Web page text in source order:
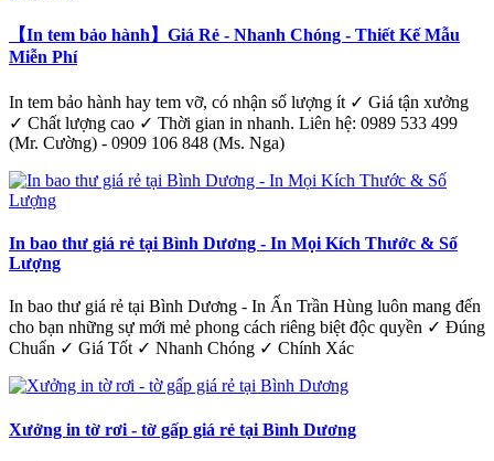
【In tem bảo hành】Giá Rẻ - Nhanh Chóng - Thiết Kế Mẫu
Miễn Phí
In tem bảo hành hay tem vỡ, có nhận số lượng ít ✓ Giá tận xưởng
✓ Chất lượng cao ✓ Thời gian in nhanh. Liên hệ: 0989 533 499
(Mr. Cường) - 0909 106 848 (Ms. Nga)
In bao thư giá rẻ tại Bình Dương - In Mọi Kích Thước & Số
Lượng
In bao thư giá rẻ tại Bình Dương - In Ấn Trần Hùng luôn mang đến
cho bạn những sự mới mẻ phong cách riêng biệt độc quyền ✓ Đúng
Chuẩn ✓ Giá Tốt ✓ Nhanh Chóng ✓ Chính Xác
Xưởng in tờ rơi - tờ gấp giá rẻ tại Bình Dương